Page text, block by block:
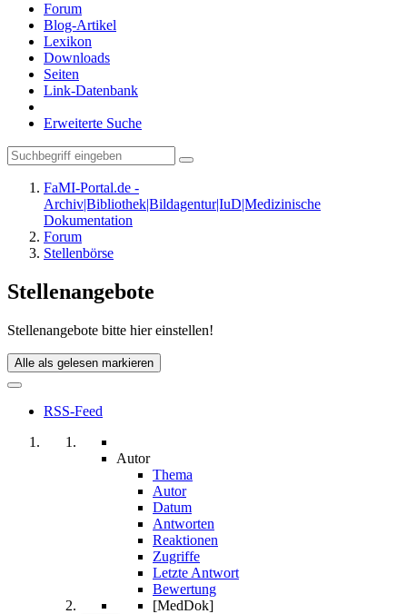
Forum
Blog-Artikel
Lexikon
Downloads
Seiten
Link-Datenbank
Erweiterte Suche
FaMI-Portal.de -
Archiv|Bibliothek|Bildagentur|IuD|Medizinische
Dokumentation
Forum
Stellenbörse
Stellenangebote
Stellenangebote bitte hier einstellen!
Alle als gelesen markieren
RSS-Feed
Autor
Thema
Autor
Datum
Antworten
Reaktionen
Zugriffe
Letzte Antwort
Bewertung
[MedDok]